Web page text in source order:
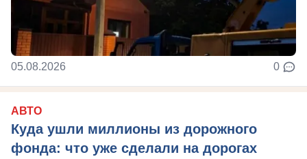
05.08.2026 0
АВТО
Куда ушли миллионы из дорожного
фонда: что уже сделали на дорогах